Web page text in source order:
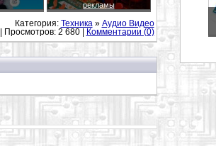
рекламы
Категория: Техника » Аудио Видео
Просмотров: 2 680 |
Комментарии (0)